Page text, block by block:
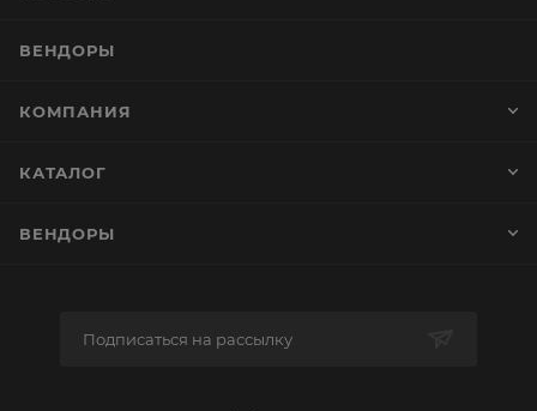
ВЕНДОРЫ
КОМПАНИЯ
КАТАЛОГ
ВЕНДОРЫ
Подписаться на рассылку